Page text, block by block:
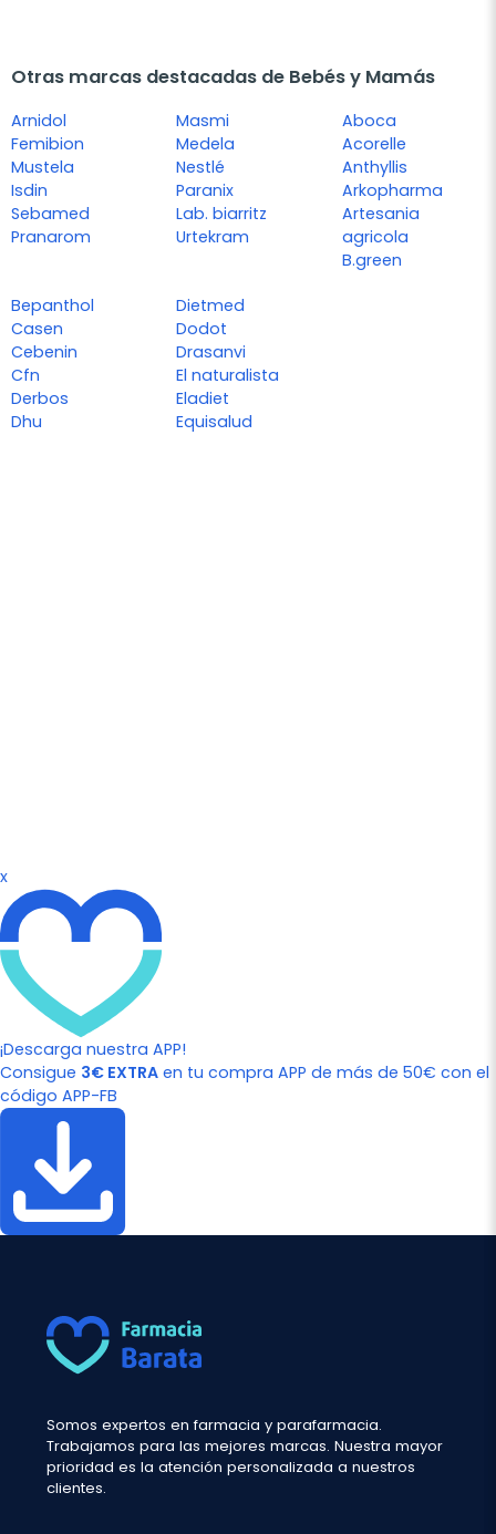
Otras marcas destacadas de Bebés y Mamás
Arnidol
Femibion
Mustela
Isdin
Sebamed
Pranarom
Masmi
Medela
Nestlé
Paranix
Lab. biarritz
Urtekram
Aboca
Acorelle
Anthyllis
Arkopharma
Artesania
agricola
B.green
Bepanthol
Casen
Cebenin
Cfn
Derbos
Dhu
Dietmed
Dodot
Drasanvi
El naturalista
Eladiet
Equisalud
x
¡Descarga nuestra APP!
Consigue 3€ EXTRA en tu compra APP de más de 50€ con el
código APP-FB
Somos expertos en farmacia y parafarmacia.
Trabajamos para las mejores marcas. Nuestra mayor
prioridad es la atención personalizada a nuestros
clientes.